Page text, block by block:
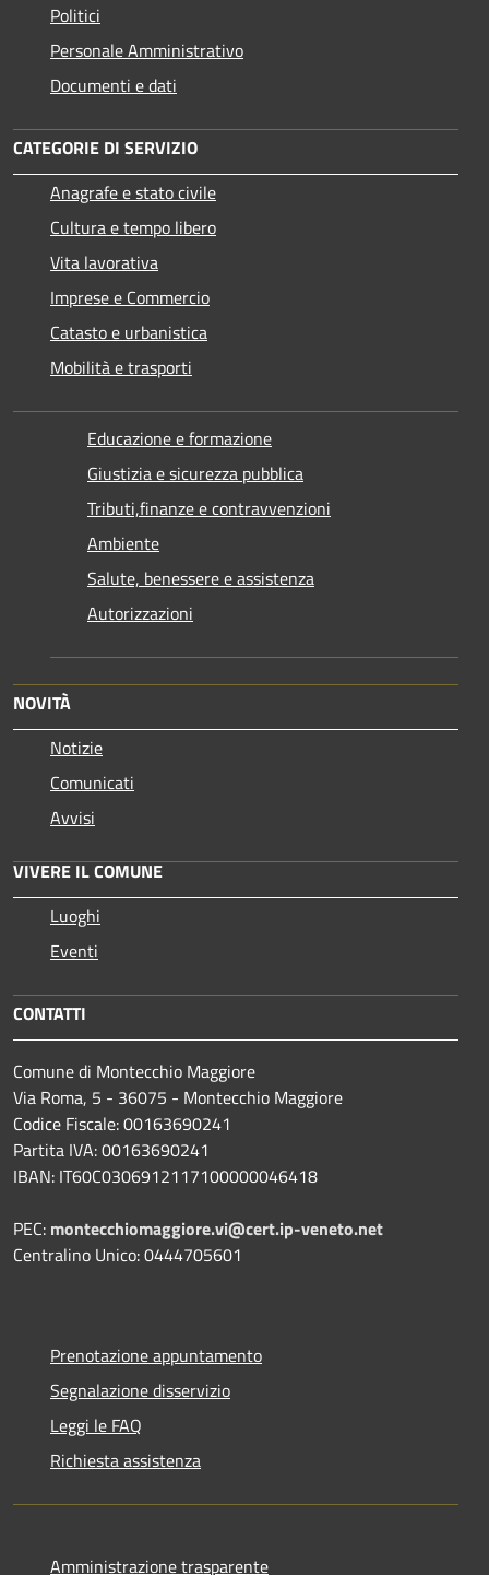
Politici
Personale Amministrativo
Documenti e dati
CATEGORIE DI SERVIZIO
Anagrafe e stato civile
Cultura e tempo libero
Vita lavorativa
Imprese e Commercio
Catasto e urbanistica
Mobilità e trasporti
Educazione e formazione
Giustizia e sicurezza pubblica
Tributi,finanze e contravvenzioni
Ambiente
Salute, benessere e assistenza
Autorizzazioni
NOVITÀ
Notizie
Comunicati
Avvisi
VIVERE IL COMUNE
Luoghi
Eventi
CONTATTI
Comune di Montecchio Maggiore
Via Roma, 5 - 36075 - Montecchio Maggiore
Codice Fiscale: 00163690241
Partita IVA: 00163690241
IBAN: IT60C0306912117100000046418
PEC: montecchiomaggiore.vi@cert.ip-veneto.net
Centralino Unico: 0444705601
Prenotazione appuntamento
Segnalazione disservizio
Leggi le FAQ
Richiesta assistenza
Amministrazione trasparente